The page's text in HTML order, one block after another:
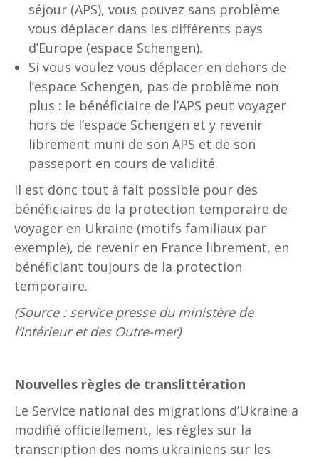
séjour (APS), vous pouvez sans problème
vous déplacer dans les différents pays
d’Europe (espace Schengen).
Si vous voulez vous déplacer en dehors de
l’espace Schengen, pas de problème non
plus : le bénéficiaire de l’APS peut voyager
hors de l’espace Schengen et y revenir
librement muni de son APS et de son
passeport en cours de validité.
Il est donc tout à fait possible pour des
bénéficiaires de la protection temporaire de
voyager en Ukraine (motifs familiaux par
exemple), de revenir en France librement, en
bénéficiant toujours de la protection
temporaire.
(Source : service presse du ministère de
l’Intérieur et des Outre-mer)
Nouvelles règles de translittération
Le Service national des migrations d’Ukraine a
modifié officiellement, les règles sur la
transcription des noms ukrainiens sur les